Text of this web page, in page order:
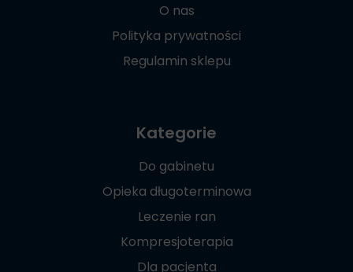
O nas
Polityka prywatności
Regulamin sklepu
Kategorie
Do gabinetu
Opieka długoterminowa
Leczenie ran
Kompresjoterapia
Dla pacjenta